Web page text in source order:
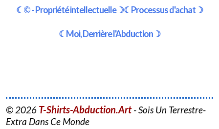
☾© - Propriété intellectuelle☽☾Processus d'achat☽
☾Moi, Derrière l'Abduction☽
© 2026 T-Shirts-Abduction.Art- Sois Un Terrestre-
Extra Dans Ce Monde